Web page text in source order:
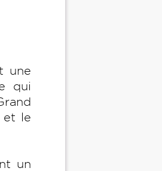
une
qui
et le
un